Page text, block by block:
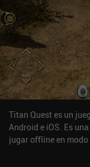
Titan Quest es un
Android e iOS. Es
jugar offline en